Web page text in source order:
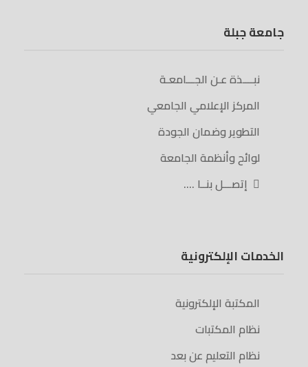
جامعة جبلة
نبــــذة عـن الجـــامعـة
المركز الإعلامي الجامعي
التطوير وضمان الجودة
لوائح وأنظمة الجامعة
إتصـــل بنــا ….
الخدمات الإلكترونية
المكتبة الإلكترونية
نظام المكتبات
نظام التعليم عن بعد